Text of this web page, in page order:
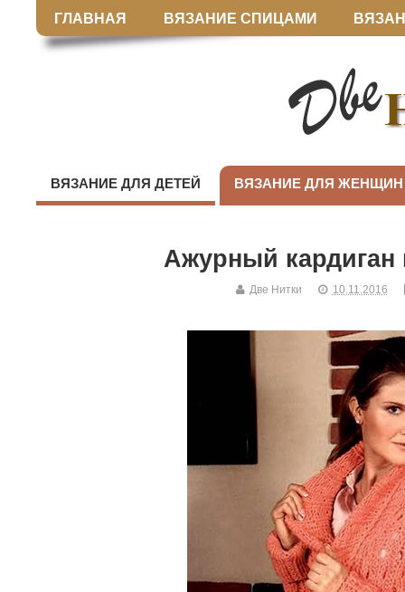
ГЛАВНАЯ ВЯЗАНИЕ СПИЦАМИ
ВЯЗАНИЕ ДЛЯ ДЕТЕЙ ВЯЗАНИЕ ДЛЯ ЖЕНЩИН
Ажурный кардиган
Две Нитки 10.11.2016